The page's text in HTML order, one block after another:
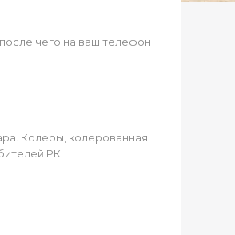
чего на ваш телефон
Колеры, колерованная
РК.